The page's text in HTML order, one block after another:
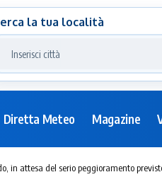
la tua località
Diretta Meteo Magazine
in attesa del serio peggioramento